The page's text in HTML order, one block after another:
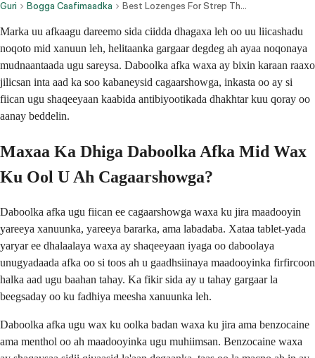
Guri Bogga Caafimaadka Best Lozenges For Strep Throat
Marka uu afkaagu dareemo sida ciidda dhagaxa leh oo uu liicashadu
noqoto mid xanuun leh, helitaanka gargaar degdeg ah ayaa noqonaya
mudnaantaada ugu sareysa. Daboolka afka waxa ay bixin karaan raaxo
jilicsan inta aad ka soo kabaneysid cagaarshowga, inkasta oo ay si
fiican ugu shaqeeyaan kaabida antibiyootikada dhakhtar kuu qoray oo
aanay beddelin.
Maxaa Ka Dhiga Daboolka Afka Mid Wax
Ku Ool U Ah Cagaarshowga?
Daboolka afka ugu fiican ee cagaarshowga waxa ku jira maadooyin
yareeya xanuunka, yareeya bararka, ama labadaba. Xataa tablet-yada
yaryar ee dhalaalaya waxa ay shaqeeyaan iyaga oo daboolaya
unugyadaada afka oo si toos ah u gaadhsiinaya maadooyinka firfircoon
halka aad ugu baahan tahay. Ka fikir sida ay u tahay gargaar la
beegsaday oo ku fadhiya meesha xanuunka leh.
Daboolka afka ugu wax ku oolka badan waxa ku jira ama benzocaine
ama menthol oo ah maadooyinka ugu muhiimsan. Benzocaine waxa